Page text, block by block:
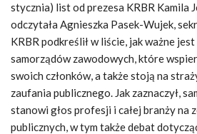
stycznia) list od prezesa KRBR Kamila
odczytała Agnieszka Pasek-Wujek,
KRBR podkreślił w liście, jak ważne
samorządów zawodowych, które
swoich członków, a także stoją na
zaufania publicznego. Jak zaznaczył,
stanowi głos profesji i całej branży na
publicznych, w tym także debat